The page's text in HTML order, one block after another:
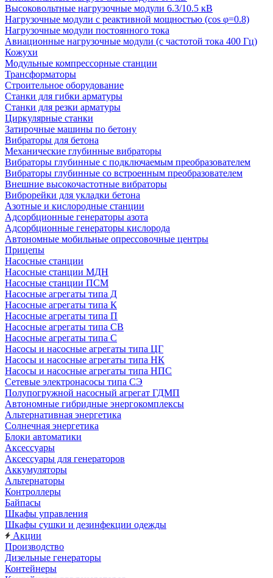
Высоковольтные нагрузочные модули 6.3/10.5 кВ
Нагрузочные модули с реактивной мощностью (cos φ=0.8)
Нагрузочные модули постоянного тока
Авиационные нагрузочные модули (с частотой тока 400 Гц)
Кожухи
Модульные компрессорные станции
Трансформаторы
Строительное оборудование
Станки для гибки арматуры
Станки для резки арматуры
Циркулярные станки
Затирочные машины по бетону
Вибраторы для бетона
Механические глубинные вибраторы
Вибраторы глубинные с подключаемым преобразователем
Вибраторы глубинные со встроенным преобразователем
Внешние высокочастотные вибраторы
Виброрейки для укладки бетона
Азотные и кислородные станции
Адсорбционные генераторы азота
Адсорбционные генераторы кислорода
Автономные мобильные опрессовочные центры
Прицепы
Насосные станции
Насосные станции МДН
Насосные станции ПСМ
Насосные агрегаты типа Д
Насосные агрегаты типа К
Насосные агрегаты типа П
Насосные агрегаты типа СВ
Насосные агрегаты типа С
Насосы и насосные агрегаты типа ЦГ
Насосы и насосные агрегаты типа НК
Насосы и насосные агрегаты типа НПС
Сетевые электронасосы типа СЭ
Полупогружной насосный агрегат ГДМП
Автономные гибридные энергокомплексы
Альтернативная энергетика
Солнечная энергетика
Блоки автоматики
Аксессуары
Аксессуары для генераторов
Аккумуляторы
Альтернаторы
Контроллеры
Байпасы
Шкафы управления
Шкафы сушки и дезинфекции одежды
Акции
Производство
Дизельные генераторы
Контейнеры